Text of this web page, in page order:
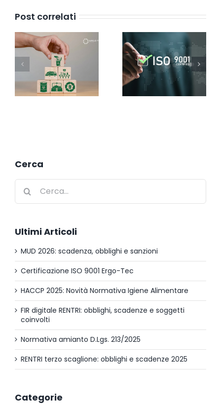
Post correlati
Cerca
Cerca
per:
Ultimi Articoli
MUD 2026: scadenza, obblighi e sanzioni
Certificazione ISO 9001 Ergo-Tec
HACCP 2025: Novità Normativa Igiene Alimentare
FIR digitale RENTRI: obblighi, scadenze e soggetti
coinvolti
Normativa amianto D.Lgs. 213/2025
RENTRI terzo scaglione: obblighi e scadenze 2025
Categorie